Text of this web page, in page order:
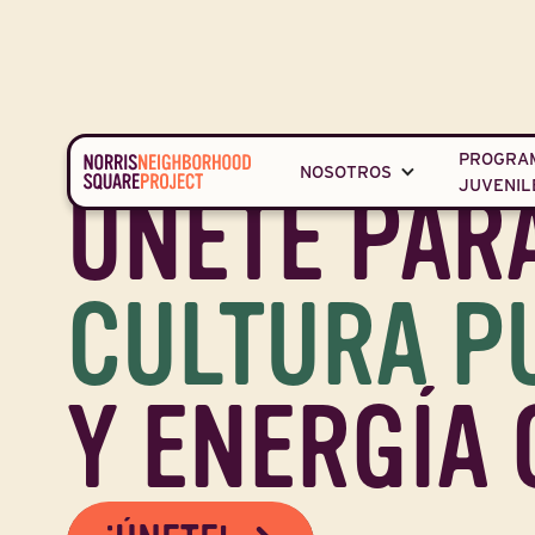
NOSOTROS
ÚNETE
CULTURA
GESTIÓN
Y ENERGÍA
Únete a nosotros para